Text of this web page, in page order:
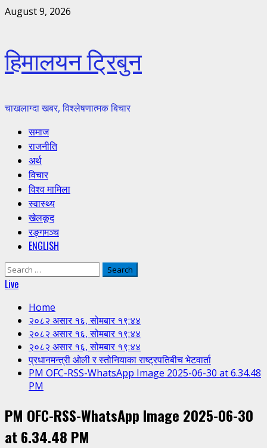
Skip
August 9, 2026
हिमालयन ट्रिबुन
चाखलाग्दा खबर, विश्लेषणात्मक बिचार
Primary
Menu
समाज
राजनीति
अर्थ
विचार
विश्व मामिला
स्वास्थ्य
खेलकूद
रङ्गमञ्च
ENGLISH
Search
for:
Live
Home
२०८२ असार १६, सोमबार १९:४४
२०८२ असार १६, सोमबार १९:४४
२०८२ असार १६, सोमबार १९:४४
प्रधानमन्त्री ओली र स्तोनियाका राष्ट्रपतिबीच भेटवार्ता
PM OFC-RSS-WhatsApp Image 2025-06-30 at 6.34.48
PM
PM OFC-RSS-WhatsApp Image 2025-06-30
at 6.34.48 PM